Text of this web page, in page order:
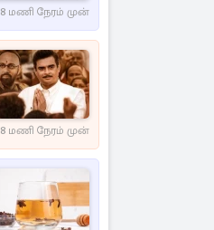
8 மணி நேரம் முன்
8 மணி நேரம் முன்